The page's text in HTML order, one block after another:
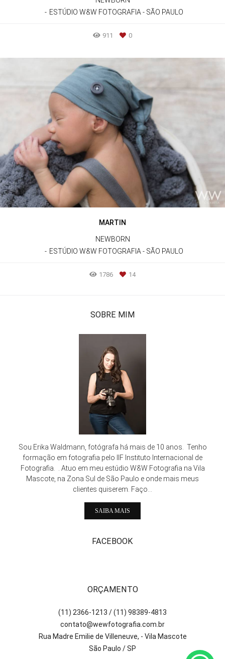
ESTÚDIO W&W FOTOGRAFIA - SÃO PAULO
911 0
MARTIN
NEWBORN
ESTÚDIO W&W FOTOGRAFIA - SÃO PAULO
1786 14
SOBRE MIM
Sou Erika Waldmann, fotógrafa há mais de 10 anos. Tenho
formação em fotografia pelo IIF Instituto Internacional de
Fotografia. . Atuo em meu estúdio W&W Fotografia na Vila
Mascote, na Zona Sul de São Paulo e onde mais meus
clientes quiserem. Faço...
SAIBA MAIS
FACEBOOK
ORÇAMENTO
(11) 2366-1213 / (11) 98389-4813
contato@wewfotografia.com.br
Rua Madre Emilie de Villeneuve, - Vila Mascote
São Paulo / SP